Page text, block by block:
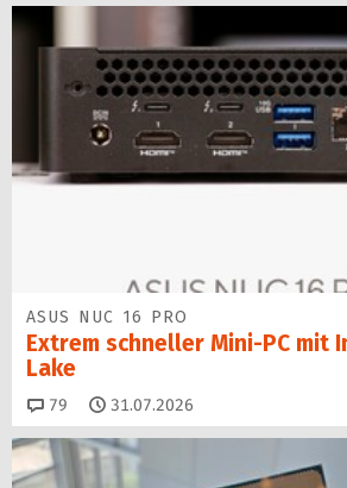
ASUS NUC 16 PRO
Extrem schneller Mini-PC mit
Lake
79 Kommentare
31.07.2026